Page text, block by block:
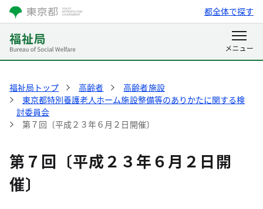
都全体で探す
福祉局トップ 高齢者
高齢者施設
東京都特別養護老人ホーム施設整備等のありかたに関する検
討委員会
第７回〔平成２３年６月２日開催〕
第７回〔平成２３年６月２日開
催〕